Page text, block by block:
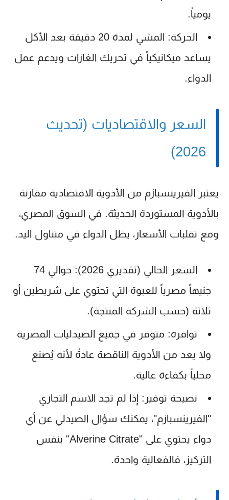
يومياً.
الحركة:
المشي لمدة 20 دقيقة بعد الأكل
يساعد ميكانيكياً في تحريك الغازات ويدعم عمل
الدواء.
السعر والاقتصاديات (تحديث
2026)
يعتبر الفيرينسبازم من الأدوية الاقتصادية مقارنة
بالأدوية المستوردة الحديثة. في السوق المصري،
ومع تقلبات الأسعار، يظل الدواء في متناول اليد.
السعر الحالي (تقديري 2026):
حوالي 74
جنيهاً مصرياً للعبوة التي تحتوي على شريطين أو
ثلاثة (حسب الشركة المنتجة).
توافره: متوفر في جميع الصيدليات المصرية
ولا يعد من الأدوية الناقصة عادةً لأنه يُصنع
محلياً بكفاءة عالية.
نصيحة توفير: إذا لم تجد الاسم التجاري
"الفيرينسبازم"، يمكنك سؤال الصيدلي عن أي
دواء يحتوي على "Alverine Citrate" بنفس
التركيز، فالفعالية واحدة.